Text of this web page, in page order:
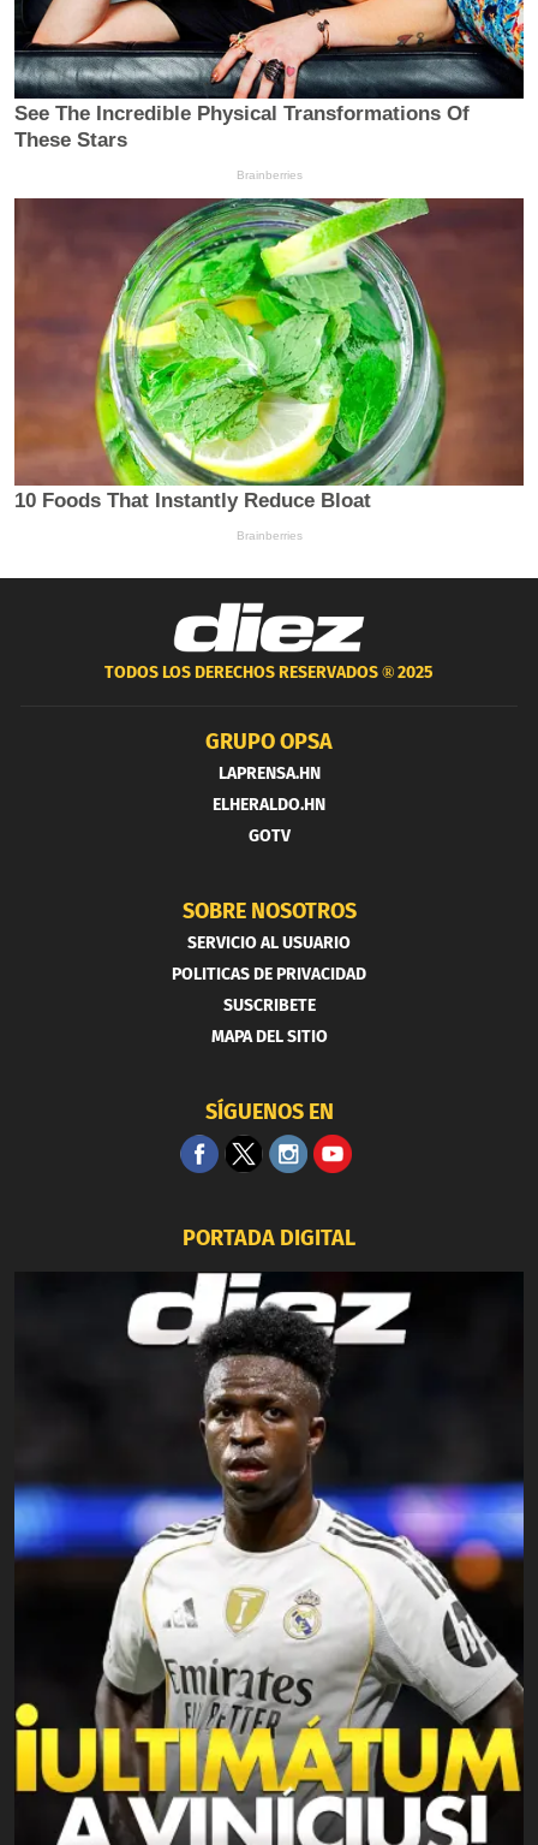
TODOS LOS DERECHOS RESERVADOS ®2025
GRUPO OPSA
LAPRENSA.HN
ELHERALDO.HN
GOTV
SOBRE NOSOTROS
SERVICIO AL USUARIO
POLITICAS DE PRIVACIDAD
SUSCRIBETE
MAPA DEL SITIO
SÍGUENOS EN
PORTADA DIGITAL